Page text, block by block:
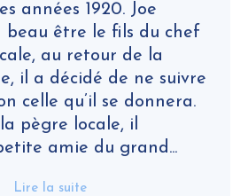
années 1920. Joe
beau être le fils du chef
au retour de la
il a décidé de ne suivre
celle qu’il se donnera.
pègre locale, il
amie du grand...
Lire la suite